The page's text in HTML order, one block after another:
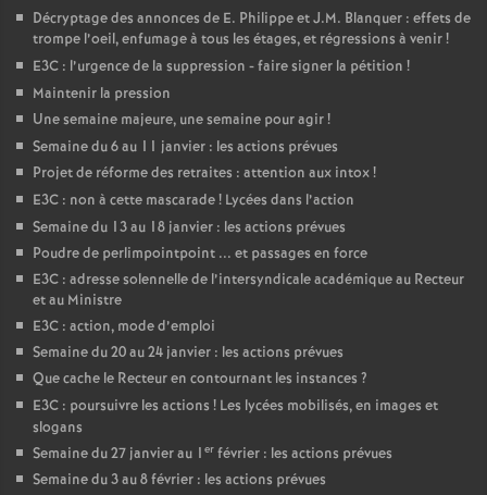
Décryptage des annonces de E. Philippe et J.M. Blanquer : effets de
trompe l’oeil, enfumage à tous les étages, et régressions à venir!
E3C : l’urgence de la suppression - faire signer la pétition !
Maintenir la pression
Une semaine majeure, une semaine pour agir!
Semaine du 6 au 11 janvier : les actions prévues
Projet de réforme des retraites : attention aux intox!
E3C : non à cette mascarade! Lycées dans l’action
Semaine du 13 au 18 janvier : les actions prévues
Poudre de perlimpointpoint ... et passages en force
E3C : adresse solennelle de l’intersyndicale académique au Recteur
et au Ministre
E3C : action, mode d’emploi
Semaine du 20 au 24 janvier : les actions prévues
Que cache le Recteur en contournant les instances ?
E3C : poursuivre les actions ! Les lycées mobilisés, en images et
slogans
Semaine du 27 janvier au 1 er février : les actions prévues
Semaine du 3 au 8 février : les actions prévues